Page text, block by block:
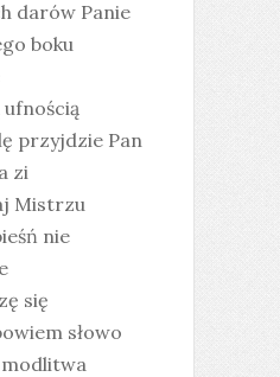
darów Panie
boku
ufnością
przyjdzie Pan
zi
Mistrzu
nie
się
słowo